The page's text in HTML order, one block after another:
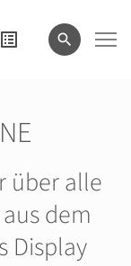
über alle
dem
Display